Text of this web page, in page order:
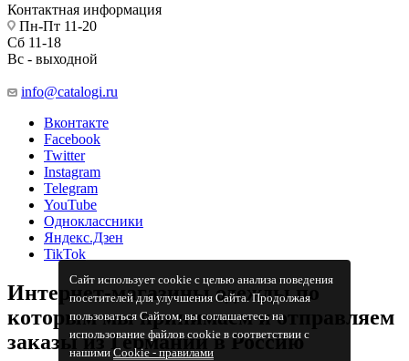
Сайт использует cookie с целью анализа поведения
посетителей для улучшения Сайта. Продолжая
пользоваться Сайтом, вы соглашаетесь на
использование файлов cookie в соответствии с
нашимиCookiе - правилами
Контактная информация
Пн-Пт 11-20
Сб 11-18
Вс - выходной
info@catalogi.ru
Вконтакте
Facebook
Twitter
Instagram
Telegram
YouTube
Одноклассники
Яндекс.Дзен
TikTok
Интернет-магазины одежды по
которым мы принимаем и отправляем
заказы из Германии в Россию